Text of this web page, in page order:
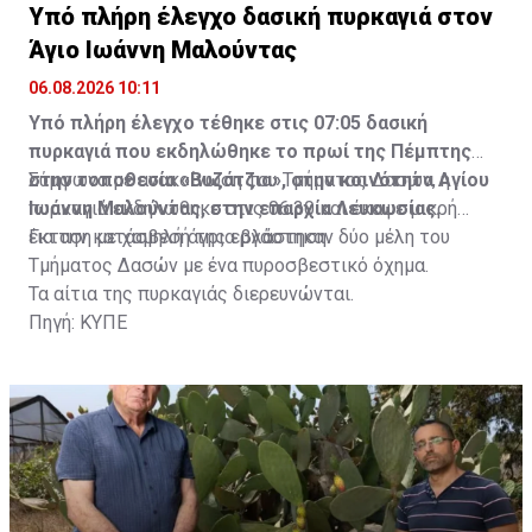
Υπό πλήρη έλεγχο δασική πυρκαγιά στον
Άγιο Ιωάννη Μαλούντας
06.08.2026 10:11
Υπό πλήρη έλεγχο τέθηκε στις 07:05 δασική
πυρκαγιά που εκδηλώθηκε το πρωί της Πέμπτης
στην τοποθεσία «Βυζάτζια», στην κοινότητα Αγίου
Ιωάννη Μαλούντας, στην επαρχία Λευκωσίας.
Σύμφωνα με ανακοίνωση του Τμήματος Δασών, η
πυρκαγιά εκδηλώθηκε στις 06:30 και έκαψε μικρή
έκταση με χαμηλή άγρια βλάστηση.
Για την κατάσβεσή της εργάστηκαν δύο μέλη του
Τμήματος Δασών με ένα πυροσβεστικό όχημα.
Τα αίτια της πυρκαγιάς διερευνώνται.
Πηγή: ΚΥΠΕ